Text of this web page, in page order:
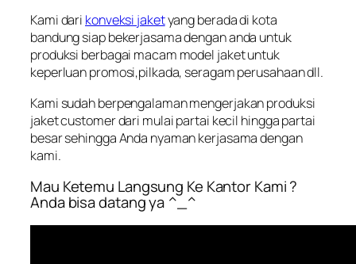
Kami dari konveksi jaketyang berada di kota
bandung siap bekerjasama dengan anda untuk
produksi berbagai macam model jaket untuk
keperluan promosi,pilkada, seragam perusahaan dll.
Kami sudah berpengalaman mengerjakan produksi
jaket customer dari mulai partai kecil hingga partai
besar sehingga Anda nyaman kerjasama dengan
kami.
Mau Ketemu Langsung Ke Kantor Kami ?
Anda bisa datang ya ^_^